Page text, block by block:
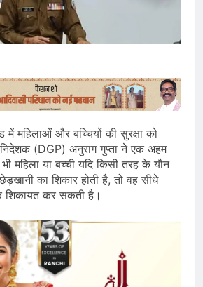
में महिलाओं और बच्चियों की सुरक्षा को
(DGP) अनुराग गुप्ता ने एक अहम
महिला या बच्ची यदि किसी तरह के यौन
छेड़खानी का शिकार होती है, तो वह सीधे
शिकायत कर सकती है।